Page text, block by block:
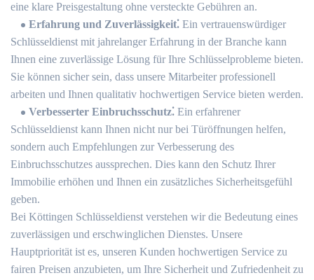
eine klare Preisgestaltung ohne versteckte Gebühren an.​
Erfahrung und Zuverlässigkeit⁚ Ein vertrauenswürdiger
Schlüsseldienst mit jahrelanger Erfahrung in der Branche kann
Ihnen eine zuverlässige Lösung für Ihre Schlüsselprobleme bieten.
Sie können sicher sein, dass unsere Mitarbeiter professionell
arbeiten und Ihnen qualitativ hochwertigen Service bieten werden.
Verbesserter Einbruchsschutz⁚ Ein erfahrener
Schlüsseldienst kann Ihnen nicht nur bei Türöffnungen helfen,
sondern auch Empfehlungen zur Verbesserung des
Einbruchsschutzes aussprechen.​ Dies kann den Schutz Ihrer
Immobilie erhöhen und Ihnen ein zusätzliches Sicherheitsgefühl
geben.​
Bei Köttingen Schlüsseldienst verstehen wir die Bedeutung eines
zuverlässigen und erschwinglichen Dienstes.​ Unsere
Hauptpriorität ist es, unseren Kunden hochwertigen Service zu
fairen Preisen anzubieten, um Ihre Sicherheit und Zufriedenheit zu